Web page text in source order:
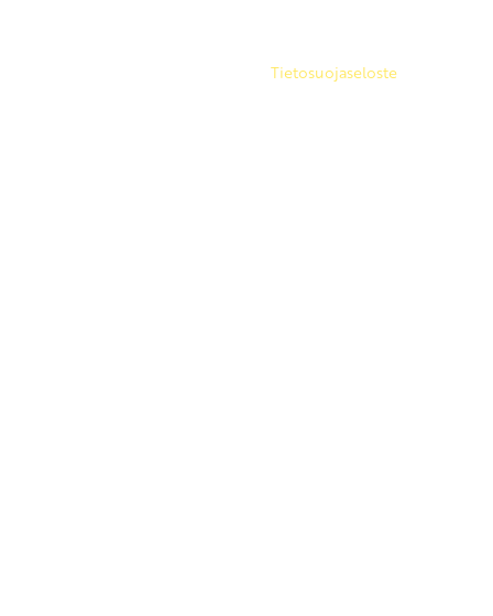
Tietosuojaseloste